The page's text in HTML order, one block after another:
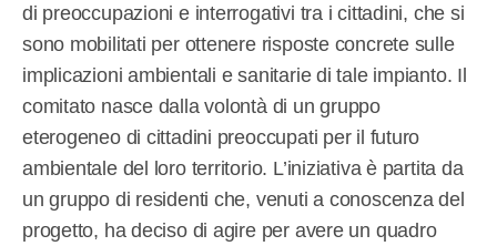
di preoccupazioni e interrogativi tra i cittadini, che si
sono mobilitati per ottenere risposte concrete sulle
implicazioni ambientali e sanitarie di tale impianto. Il
comitato nasce dalla volontà di un gruppo
eterogeneo di cittadini preoccupati per il futuro
ambientale del loro territorio. L’iniziativa è partita da
un gruppo di residenti che, venuti a conoscenza del
progetto, ha deciso di agire per avere un quadro